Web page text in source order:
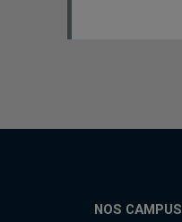
NOS CAMPUS